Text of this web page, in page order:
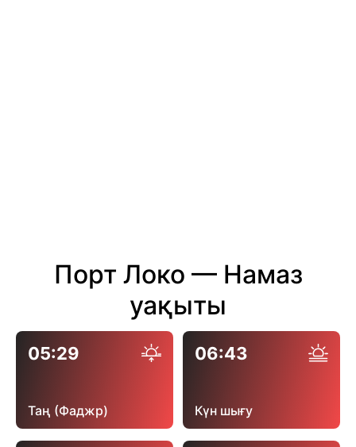
Порт Локо — Намаз
уақыты
05:29
Таң (Фаджр)
06:43
Күн шығу